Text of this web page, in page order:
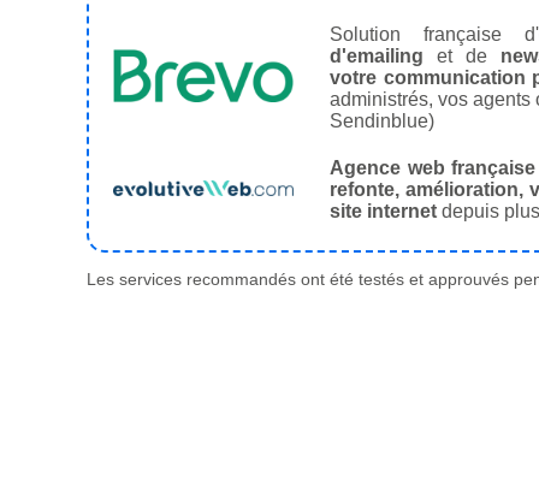
Solution française d'
d'emailing et de
votre communication
administrés, vos agents
Sendinblue)
Agence web française
refonte, amélioration,
site internet depuis
Les services recommandés ont été testés et approuvés